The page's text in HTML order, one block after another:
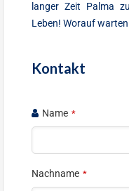
langer Zeit Palma
Leben! Worauf warten
Kontakt
Name *
Nachname *